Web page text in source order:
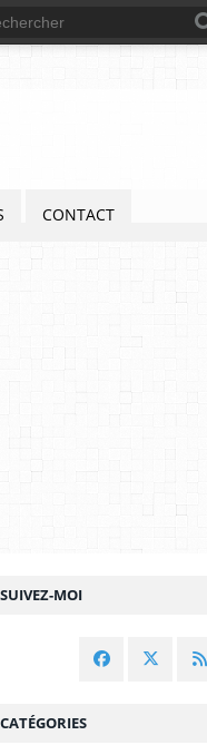
CONTACT
SUIVEZ-MOI
CATÉGORIES